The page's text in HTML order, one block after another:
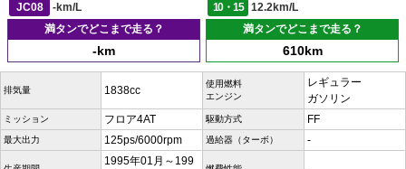
JC08
-km/L 10・15
12.2km/L
満タンでどこまで走る？
-km
満タンでどこまで走る？
610km
排気量 1838cc
使用燃料
エンジン
レギュラー
ガソリン
ミッション フロア4AT 駆動方式 FF
最大出力 125ps/6000rpm 過給器（ターボ） -
1995年01月～199